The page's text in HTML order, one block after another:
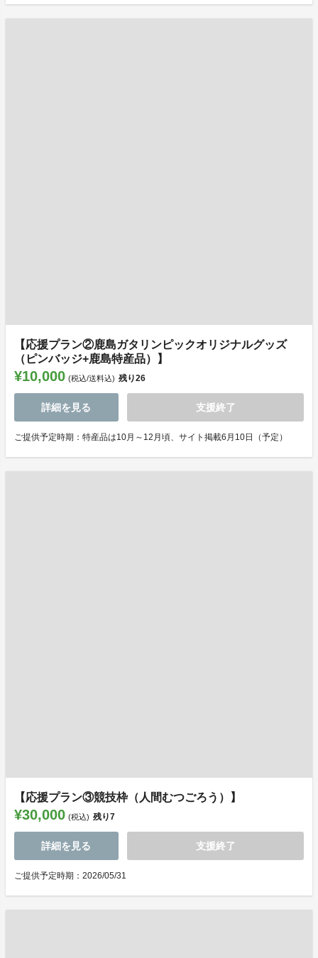
【応援プラン②鹿島ガタリンピックオリジナルグッズ
（ピンバッジ+鹿島特産品）】
¥10,000 (税込/送料込) 残り26
詳細を見る 支援終了
ご提供予定時期：特産品は10月～12月頃、サイト掲載6月10日（予定）
【応援プラン③競技枠（人間むつごろう）】
¥30,000 (税込) 残り7
詳細を見る 支援終了
ご提供予定時期：2026/05/31